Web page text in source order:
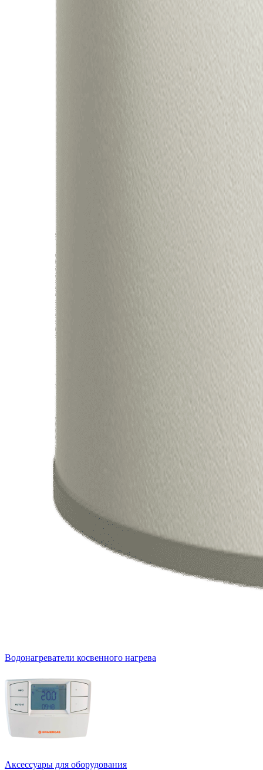
Водонагреватели косвенного нагрева
Аксессуары для оборудования